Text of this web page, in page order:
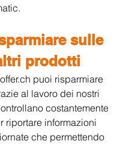
sulle
prodotti
puoi risparmiare
al lavoro dei nostri
costantemente
riportare informazioni
che permettendo